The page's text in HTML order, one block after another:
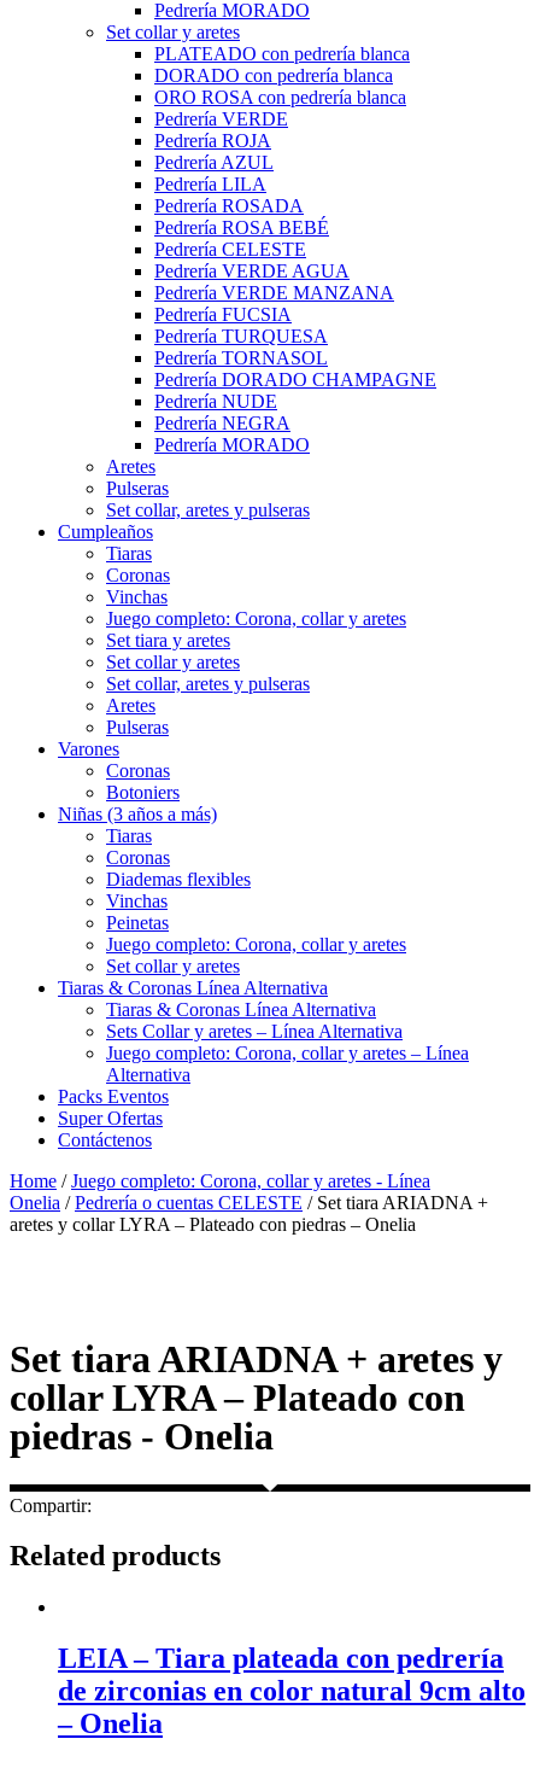
Pedrería MORADO
Set collar y aretes
PLATEADO con pedrería blanca
DORADO con pedrería blanca
ORO ROSA con pedrería blanca
Pedrería VERDE
Pedrería ROJA
Pedrería AZUL
Pedrería LILA
Pedrería ROSADA
Pedrería ROSA BEBÉ
Pedrería CELESTE
Pedrería VERDE AGUA
Pedrería VERDE MANZANA
Pedrería FUCSIA
Pedrería TURQUESA
Pedrería TORNASOL
Pedrería DORADO CHAMPAGNE
Pedrería NUDE
Pedrería NEGRA
Pedrería MORADO
Aretes
Pulseras
Set collar, aretes y pulseras
Cumpleaños
Tiaras
Coronas
Vinchas
Juego completo: Corona, collar y aretes
Set tiara y aretes
Set collar y aretes
Set collar, aretes y pulseras
Aretes
Pulseras
Varones
Coronas
Botoniers
Niñas (3 años a más)
Tiaras
Coronas
Diademas flexibles
Vinchas
Peinetas
Juego completo: Corona, collar y aretes
Set collar y aretes
Tiaras & Coronas Línea Alternativa
Tiaras & Coronas Línea Alternativa
Sets Collar y aretes – Línea Alternativa
Juego completo: Corona, collar y aretes – Línea
Alternativa
Packs Eventos
Super Ofertas
Contáctenos
Home /Juego completo: Corona, collar y aretes - Línea
Onelia /Pedrería o cuentas CELESTE / Set tiara ARIADNA +
aretes y collar LYRA – Plateado con piedras – Onelia
Set tiara ARIADNA + aretes y
collar LYRA – Plateado con
piedras - Onelia
Compartir:
Related products
LEIA – Tiara plateada con pedrería
de zirconias en color natural 9cm alto
– Onelia